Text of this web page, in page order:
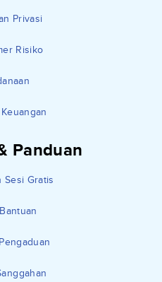
Privasi
Risiko
Panduan
Sesi Gratis